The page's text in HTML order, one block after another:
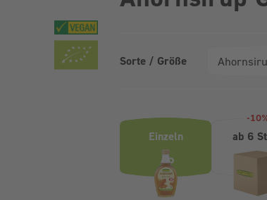
Sorte / Größe
Einzeln
-
ab 6